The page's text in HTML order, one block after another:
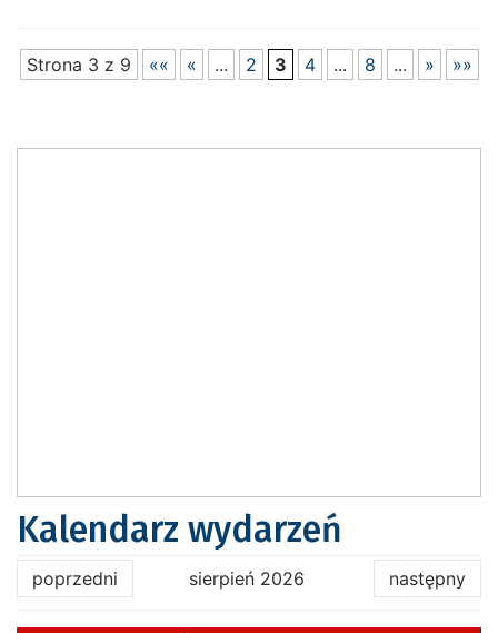
Strona 3 z 9 «« « ... 2 3 4 ... 8 ... » »»
Kalendarz wydarzeń
poprzedni sierpień 2026 następny